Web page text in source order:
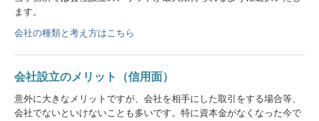
セミナー案内
よくある質問
ます。
会社の種類と考え方はこちら
会社設立のメリット（信用面）
意外に大きなメリットですが、会社を相手にした取引をする場合等、
会社でないといけないことも多いです。特に資本金がなくなった今で